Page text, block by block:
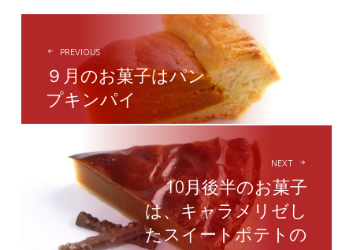
NAVIGATION
PREVIOUS
９月のお菓子はパン
プキンパイ
NEXT
10月後半のお菓子
は、キャラメリゼし
たスイートポテトの